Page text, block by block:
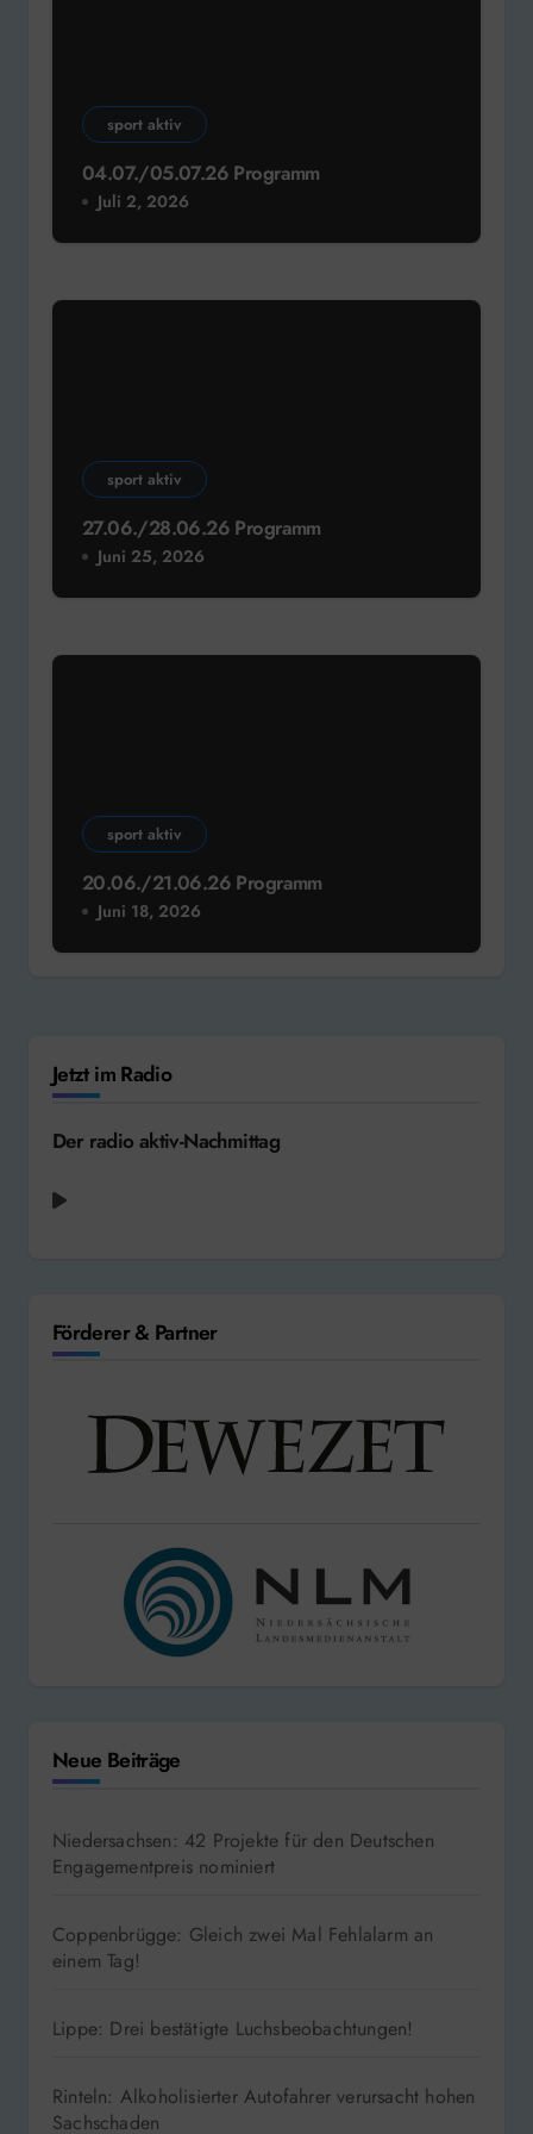
sport aktiv
04.07./05.07.26 Programm
Juli 2, 2026
sport aktiv
27.06./28.06.26 Programm
Juni 25, 2026
sport aktiv
20.06./21.06.26 Programm
Juni 18, 2026
Jetzt im Radio
Der radio aktiv-Nachmittag
Förderer & Partner
Neue Beiträge
Niedersachsen: 42 Projekte für den Deutschen
Engagementpreis nominiert
Coppenbrügge: Gleich zwei Mal Fehlalarm an
einem Tag!
Lippe: Drei bestätigte Luchsbeobachtungen!
Rinteln: Alkoholisierter Autofahrer verursacht hohen
Sachschaden